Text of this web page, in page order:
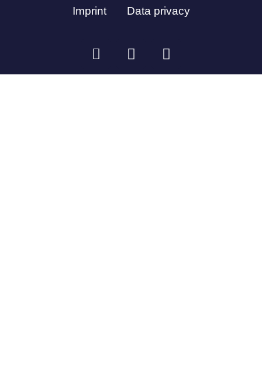
Imprint Data privacy